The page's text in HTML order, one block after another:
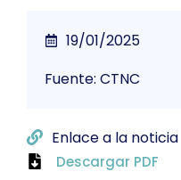
19/01/2025
Fuente: CTNC
Enlace a la noticia
Descargar PDF